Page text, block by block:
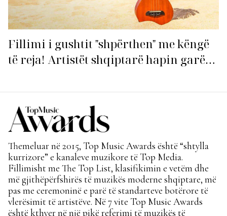
Fillimi i gushtit "shpërthen" me këngë
të reja! Artistët shqiptarë hapin garën
Themeluar në 2015, Top Music Awards është “shtylla
kurrizore” e kanaleve muzikore të Top Media.
Fillimisht me The Top List, klasifikimin e vetëm dhe
më gjithëpërfshirës të muzikës moderne shqiptare, më
pas me ceremoninë e parë të standarteve botërore të
vlerësimit të artistëve. Në 7 vite Top Music Awards
është kthyer në një pikë referimi të muzikës të